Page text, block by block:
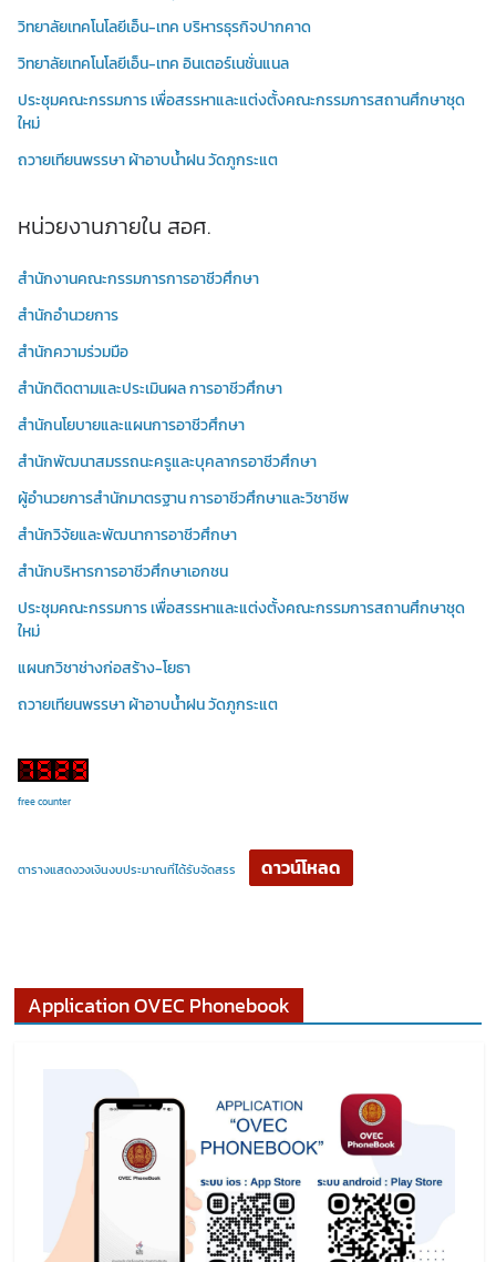
วิทยาลัยเทคโนโลยีเอ็น-เทค บริหารธุรกิจปากคาด
วิทยาลัยเทคโนโลยีเอ็น-เทค อินเตอร์เนชั่นแนล
ประชุมคณะกรรมการ เพื่อสรรหาและแต่งตั้งคณะกรรมการสถานศึกษาชุด
ใหม่
ถวายเทียนพรรษา ผ้าอาบน้ำฝน วัดภูกระแต
หน่วยงานภายใน สอศ.
สำนักงานคณะกรรมการการอาชีวศึกษา
สำนักอำนวยการ
สำนักความร่วมมือ
สำนักติดตามและประเมินผล การอาชีวศึกษา
สำนักนโยบายและแผนการอาชีวศึกษา
สำนักพัฒนาสมรรถนะครูและบุคลากรอาชีวศึกษา
ผู้อำนวยการสำนักมาตรฐาน การอาชีวศึกษาและวิชาชีพ
สำนักวิจัยและพัฒนาการอาชีวศึกษา
สำนักบริหารการอาชีวศึกษาเอกชน
ประชุมคณะกรรมการ เพื่อสรรหาและแต่งตั้งคณะกรรมการสถานศึกษาชุด
ใหม่
แผนกวิชาช่างก่อสร้าง-โยธา
ถวายเทียนพรรษา ผ้าอาบน้ำฝน วัดภูกระแต
free counter
ตารางแสดงวงเงินงบประมาณที่ได้รับจัดสรร ดาวน์โหลด
Application OVEC Phonebook